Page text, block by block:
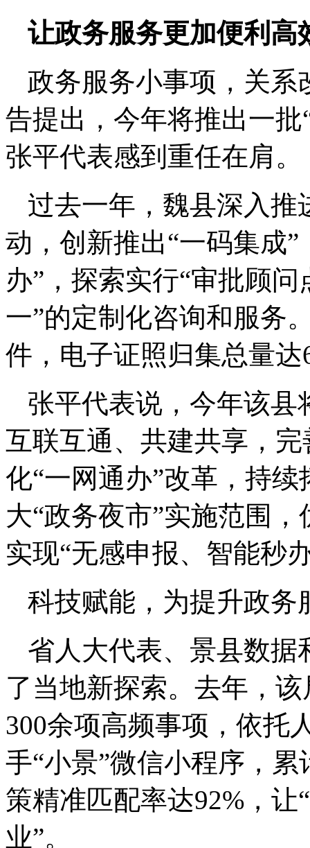
让政务服务更加便利高
政务服务小事项，关系
告提出，今年将推出一
张平代表感到重任在肩。
过去一年，魏县深入推
动，创新推出“一码集成
办”，探索实行“审批顾
一”的定制化咨询和服务
件，电子证照归集总量达
张平代表说，今年该县
互联互通、共建共享，
化“一网通办”改革，持
大“政务夜市”实施范围
实现“无感申报、智能秒
科技赋能，为提升政务
省人大代表、景县数据
了当地新探索。去年，
300余项高频事项，依托
手“小景”微信小程序，
策精准匹配率达92%，让
业”。